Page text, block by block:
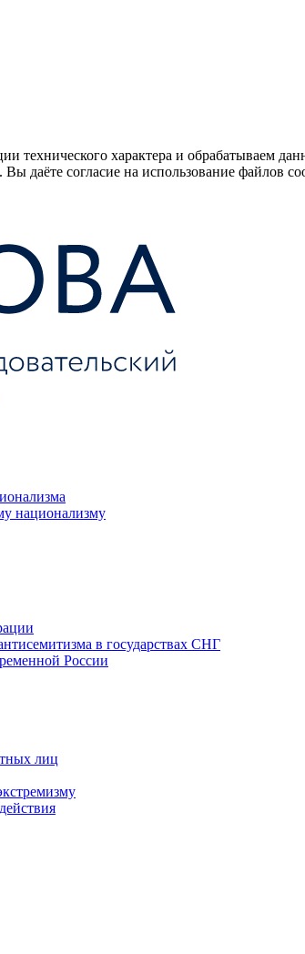
технического характера и обрабатываем
даёте согласие на использование файлов
национализму
в государствах СНГ
России
лиц